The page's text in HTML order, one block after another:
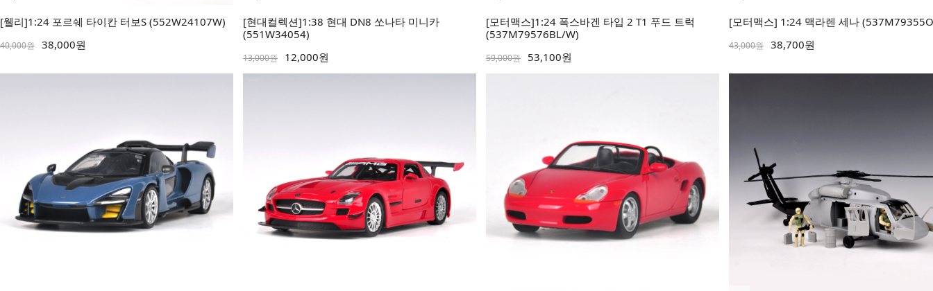
[웰리]1:24 포르쉐 타이칸 터보S (552W24107W)
40,000원 38,000원
[현대컬렉션]1:38 현대 DN8 쏘나타 미니카
(551W34054)
13,000원 12,000원
[모터맥스]1:24 폭스바겐 타입 2 T1 푸드 트럭
(537M79576BL/W)
59,000원 53,100원
[모터맥스] 1:24 맥라렌 세나
43,000원 38,700원